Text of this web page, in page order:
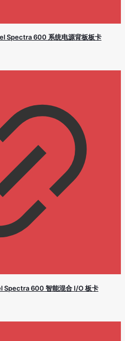
Spectra 600 系统电源背板板卡
Spectra 600 智能混合 I/O 板卡